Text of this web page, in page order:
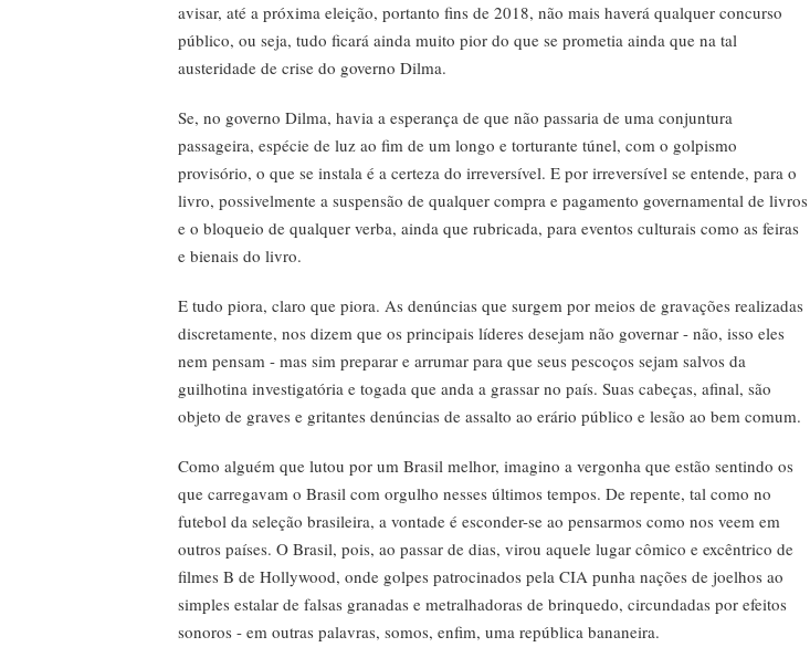
avisar, até a próxima eleição, portanto fins de 2018, não mais haverá qualquer concurso
público, ou seja, tudo ficará ainda muito pior do que se prometia ainda que na tal
austeridade de crise do governo Dilma.
Se, no governo Dilma, havia a esperança de que não passaria de uma conjuntura
passageira, espécie de luz ao fim de um longo e torturante túnel, com o golpismo
provisório, o que se instala é a certeza do irreversível. E por irreversível se entende, para o
livro, possivelmente a suspensão de qualquer compra e pagamento governamental de livros
e o bloqueio de qualquer verba, ainda que rubricada, para eventos culturais como as feiras
e bienais do livro.
E tudo piora, claro que piora. As denúncias que surgem por meios de gravações realizadas
discretamente, nos dizem que os principais líderes desejam não governar - não, isso eles
nem pensam - mas sim preparar e arrumar para que seus pescoços sejam salvos da
guilhotina investigatória e togada que anda a grassar no país. Suas cabeças, afinal, são
objeto de graves e gritantes denúncias de assalto ao erário público e lesão ao bem comum.
Como alguém que lutou por um Brasil melhor, imagino a vergonha que estão sentindo os
que carregavam o Brasil com orgulho nesses últimos tempos. De repente, tal como no
futebol da seleção brasileira, a vontade é esconder-se ao pensarmos como nos veem em
outros países. O Brasil, pois, ao passar de dias, virou aquele lugar cômico e excêntrico de
filmes B de Hollywood, onde golpes patrocinados pela CIA punha nações de joelhos ao
simples estalar de falsas granadas e metralhadoras de brinquedo, circundadas por efeitos
sonoros - em outras palavras, somos, enfim, uma república bananeira.